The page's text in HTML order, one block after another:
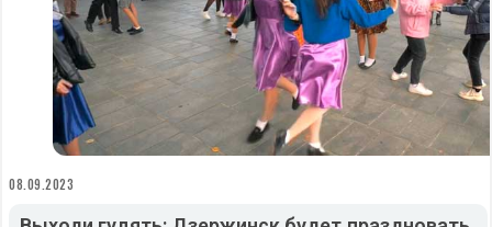
08.09.2023